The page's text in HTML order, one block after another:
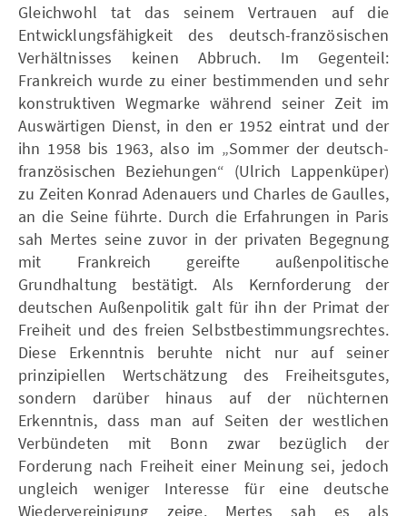
Gleichwohl tat das seinem Vertrauen auf die
Entwicklungsfähigkeit des deutsch-französischen
Verhältnisses keinen Abbruch. Im Gegenteil:
Frankreich wurde zu einer bestimmenden und sehr
konstruktiven Wegmarke während seiner Zeit im
Auswärtigen Dienst, in den er 1952 eintrat und der
ihn 1958 bis 1963, also im „Sommer der deutsch-
französischen Beziehungen“ (Ulrich Lappenküper)
zu Zeiten Konrad Adenauers und Charles de Gaulles,
an die Seine führte. Durch die Erfahrungen in Paris
sah Mertes seine zuvor in der privaten Begegnung
mit Frankreich gereifte außenpolitische
Grundhaltung bestätigt. Als Kernforderung der
deutschen Außenpolitik galt für ihn der Primat der
Freiheit und des freien Selbstbestimmungsrechtes.
Diese Erkenntnis beruhte nicht nur auf seiner
prinzipiellen Wertschätzung des Freiheitsgutes,
sondern darüber hinaus auf der nüchternen
Erkenntnis, dass man auf Seiten der westlichen
Verbündeten mit Bonn zwar bezüglich der
Forderung nach Freiheit einer Meinung sei, jedoch
ungleich weniger Interesse für eine deutsche
Wiedervereinigung zeige. Mertes sah es als